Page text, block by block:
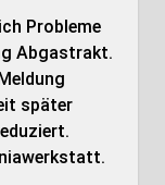
Probleme
Abgastrakt.
später